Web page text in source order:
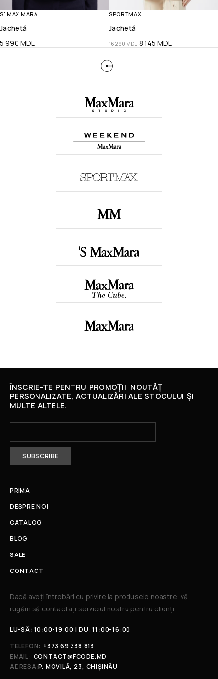
S' MAX MARA
Jachetă
5 990 MDL
SPORTMAX
Jachetă
16 290MDL 8 145MDL
ÎNSCRIE-TE PENTRU PROMOȚII, NOUTĂȚI
PERSONALIZATE, ACTUALIZĂRI ALE STOCULUI ȘI
MULTE ALTELE.
PRIMA
DESPRE NOI
CATALOG
BLOG
SALE
CONTACT
Dacă aveți întrebări cu privire la produsele noastre, vă
rugăm să contactați serviciul nostru pentru clienți.​
LU-SÂ: 10:00-19:00 | DU: 11:00-16:00
TELEFON: +373 69 338 813
EMAIL: CONTACT@FCODE.MD
ADRESA:P. MOVILĂ, 23, CHIȘINĂU